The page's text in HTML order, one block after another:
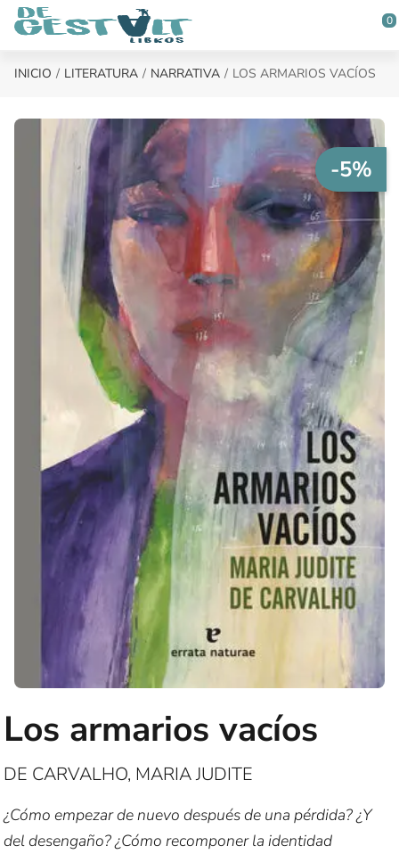
Saltar al contenido principal
0
INICIO LITERATURA NARRATIVA LOS ARMARIOS VACÍOS
-5%
Los armarios vacíos
DE CARVALHO, MARIA JUDITE
¿Cómo empezar de nuevo después de una pérdida? ¿Y
del desengaño? ¿Cómo recomponer la identidad